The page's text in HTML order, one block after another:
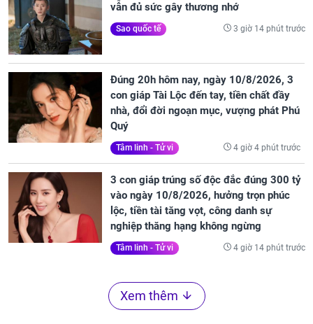
vẫn đủ sức gây thương nhớ
Sao quốc tế 3 giờ 14 phút trước
Đúng 20h hôm nay, ngày 10/8/2026, 3
con giáp Tài Lộc đến tay, tiền chất đầy
nhà, đổi đời ngoạn mục, vượng phát Phú
Quý
Tâm linh - Tử vi 4 giờ 4 phút trước
3 con giáp trúng số độc đắc đúng 300 tỷ
vào ngày 10/8/2026, hưởng trọn phúc
lộc, tiền tài tăng vọt, công danh sự
nghiệp thăng hạng không ngừng
Tâm linh - Tử vi 4 giờ 14 phút trước
Xem thêm